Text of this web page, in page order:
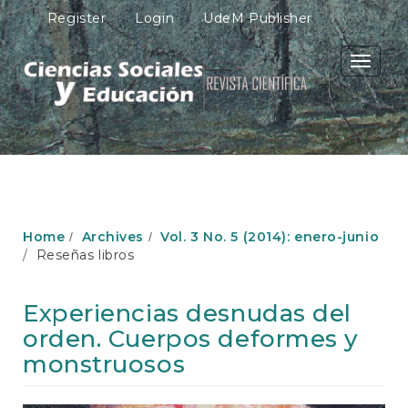
M
a
i
n
N
a
v
i
g
n
n
C
n
Register Login UdeM Publisher
Toggle
Home Archives
Vol. 3 No. 5 (2014): enero-junio
Reseñas libros
Experiencias desnudas del
orden. Cuerpos deformes y
monstruosos